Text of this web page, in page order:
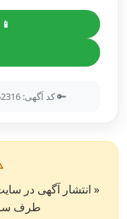
🔑 کد آگهی: 351079884912340429776505862316
طرف سایت